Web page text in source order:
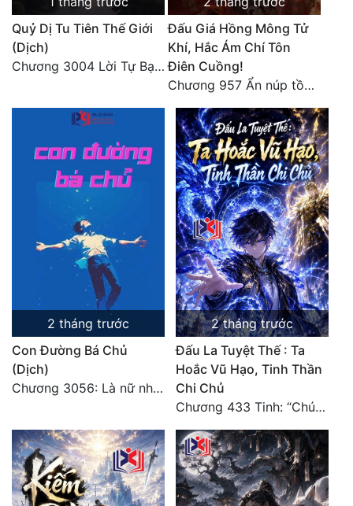
Tu Chân
Tu Tiên
Võ Hiệp
Xuyên Nhanh
Xuyên Thư
Điền Văn
Đô Thị
Đông Phương Huyền Huyễn
Đồng Nhân
Quỷ Dị Tu Tiên Thế Giới
(Dịch)
Chương 3004 Lời Tự Bạch Kết Thúc
Đấu Giá Hồng Mông Tử
Khí, Hắc Ám Chí Tôn
Điên Cuồng!
Chương 957 Ẩn núp tồn tại
2 tháng trước
Con Đường Bá Chủ
(Dịch)
Chương 3056: Là nữ nhân
2 tháng trước
Đấu La Tuyệt Thế : Ta
Hoắc Vũ Hạo, Tinh Thần
Chi Chủ
Chương 433 Tinh: “Chúng ta có 10 thắng, Shrek có 10 bại!”